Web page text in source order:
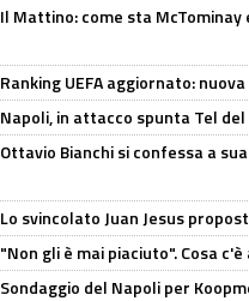
Il Mattino: come sta McTominay
Ranking UEFA aggiornato:
Napoli, in attacco spunta Tel
Ottavio Bianchi si confessa a
Lo svincolato Juan Jesus
"Non gli è mai piaciuto". Cosa
Sondaggio del Napoli per